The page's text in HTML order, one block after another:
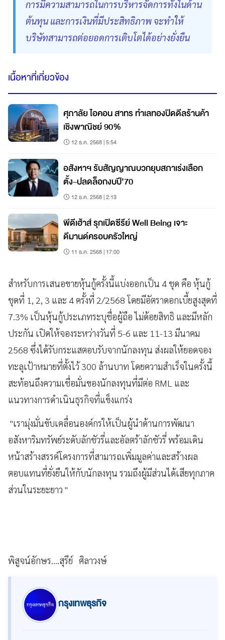
การมีความสามารถในการบริหารจัดการทั้งในด้าน
ต้นทุน และการเงินที่มีประสิทธิภาพ จะทำให้
บริษัทสามารถต่อยอดการเติบโตได้อย่างยั่งยืน
เนื้อหาที่เกี่ยวข้อง
ศุภาลัย ไอคอน สาทร ทำเลทองปิดดีลร้านค้า
เชิงพาณิชย์ 90%
12 ธ.ค. 2568 | 5:54
อสังหาฯ รับสัญญาณบวกยุบสภาเร่งเลือก
ตั้ง–ปลดล็อกงบปี’70
12 ธ.ค. 2568 | 2:13
พีดีเฮ้าส์ รุกเปิดซีรีย์ Well Being เจาะ
ดีมานด์ครอบครัวใหญ่
11 ธ.ค. 2568 | 17:00
สำหรับการเสนอขายหุ้นกู้ครั้งนี้แบ่งออกเป็น 4 ชุด คือ หุ้นกู้
ชุดที่ 1, 2, 3 และ 4 ครั้งที่ 2/2568 โดยมีอัตราดอกเบี้ยสูงสุดที่
7.3% เป็นหุ้นกู้ประเภทระบุชื่อผู้ถือ ไม่ด้อยสิทธิ และมีหลัก
ประกัน เปิดให้จองระหว่างวันที่ 5-6 และ 11-13 มีนาคม
2568 ซึ่งได้รับกระแสตอบรับจากนักลงทุน ส่งผลให้ยอดจอง
ทะลุเป้าหมายที่ตั้งไว้ 300 ล้านบาท โดยความสำเร็จในครั้งนี้
สะท้อนถึงความเชื่อมั่นของนักลงทุนที่มีต่อ RML และ
แนวทางการดำเนินธุรกิจที่แข็งแกร่ง
"เรามุ่งมั่นขับเคลื่อนองค์กรให้เป็นผู้นำด้านการพัฒนา
อสังหาริมทรัพย์ระดับลักชัวรี่และอัลตร้าลักชัวรี่ พร้อมเดิน
หน้าสร้างสรรค์โครงการที่สามารถเพิ่มมูลค่าและสร้างผล
ตอบแทนที่ยั่งยืนให้กับนักลงทุน รวมถึงผู้มีส่วนได้เสียทุกภาค
ส่วนในระยะยาว "
พิสูจน์อักษร....สุรีย์ ศิลาวงษ์
กรุงเทพธุรกิจ